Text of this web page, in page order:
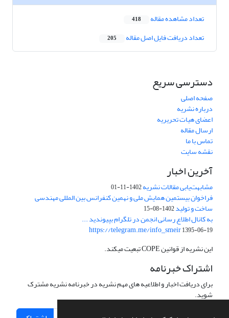
تعداد مشاهده مقاله 418
تعداد دریافت فایل اصل مقاله 205
دسترسی سریع
صفحه اصلی
درباره نشریه
اعضای هیات تحریریه
ارسال مقاله
تماس با ما
نقشه سایت
آخرین اخبار
مشابهت‌یابی مقالات نشریه1402-11-01
فراخوان بیستمین همایش ملی و نهمین کنفرانس بین المللی مهندسی
ساخت و تولید1402-08-15
به کانال اطلاع رسانی انجمن در تلگرام بپیوندید ...
https://telegram.me/info_smeir1395-06-19
این نشریه از قوانین COPE تبعیت میکند.
اشتراک خبرنامه
برای دریافت اخبار و اطلاعیه های مهم نشریه در خبرنامه نشریه مشترک
شوید.